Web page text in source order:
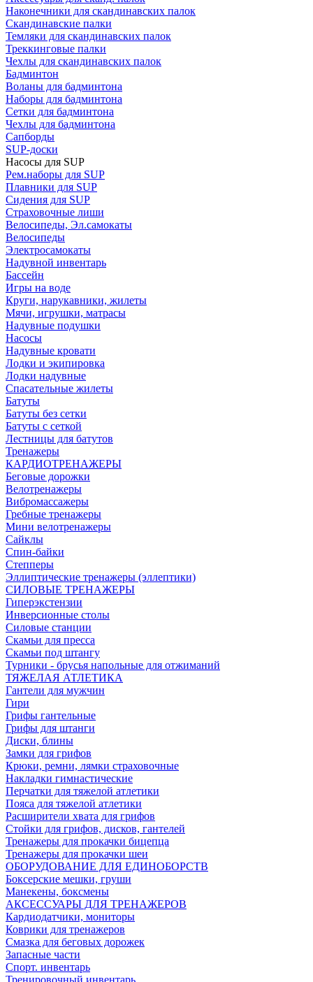
Наконечники для скандинавских палок
Скандинавские палки
Темляки для скандинавских палок
Треккинговые палки
Чехлы для скандинавских палок
Бадминтон
Воланы для бадминтона
Наборы для бадминтона
Сетки для бадминтона
Чехлы для бадминтона
Сапборды
SUP-доски
Насосы для SUP
Рем.наборы для SUP
Плавники для SUP
Сидения для SUP
Страховочные лиши
Велосипеды, Эл.самокаты
Велосипеды
Электросамокаты
Надувной инвентарь
Бассейн
Игры на воде
Круги, нарукавники, жилеты
Мячи, игрушки, матрасы
Надувные подушки
Насосы
Надувные кровати
Лодки и экипировка
Лодки надувные
Спасательные жилеты
Батуты
Батуты без сетки
Батуты с сеткой
Лестницы для батутов
Тренажеры
КАРДИОТРЕНАЖЕРЫ
Беговые дорожки
Велотренажеры
Вибромассажеры
Гребные тренажеры
Мини велотренажеры
Сайклы
Спин-байки
Степперы
Эллиптические тренажеры (эллептики)
СИЛОВЫЕ ТРЕНАЖЕРЫ
Гиперэкстензии
Инверсионные столы
Силовые станции
Скамьи для пресса
Скамьи под штангу
Турники - брусья напольные для отжиманий
ТЯЖЕЛАЯ АТЛЕТИКА
Гантели для мужчин
Гири
Грифы гантельные
Грифы для штанги
Диски, блины
Замки для грифов
Крюки, ремни, лямки страховочные
Накладки гимнастические
Перчатки для тяжелой атлетики
Пояса для тяжелой атлетики
Расширители хвата для грифов
Стойки для грифов, дисков, гантелей
Тренажеры для прокачки бицепца
Тренажеры для прокачки шеи
ОБОРУДОВАНИЕ ДЛЯ ЕДИНОБОРСТВ
Боксерские мешки, груши
Манекены, боксмены
АКСЕССУАРЫ ДЛЯ ТРЕНАЖЕРОВ
Кардиодатчики, мониторы
Коврики для тренажеров
Смазка для беговых дорожек
Запасные части
Спорт. инвентарь
Тренировочный инвентарь